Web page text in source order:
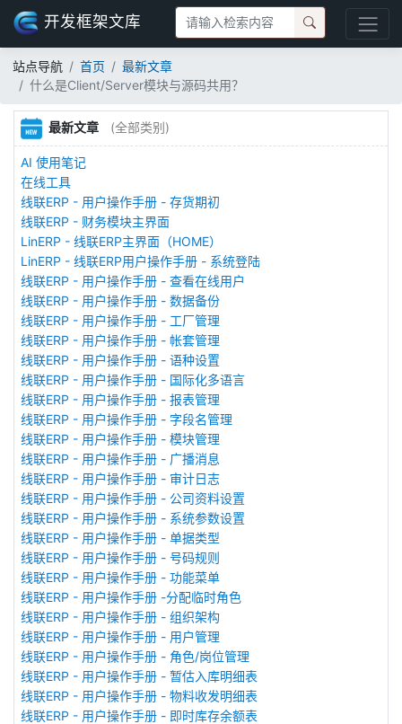
开发框架文库
站点导航 首页
最新文章
什么是Client/Server模块与源码共用？
最新文章 (全部类别)
AI 使用笔记
在线工具
线联ERP - 用户操作手册 - 存货期初
线联ERP - 财务模块主界面
LinERP - 线联ERP主界面（HOME）
LinERP - 线联ERP用户操作手册 - 系统登陆
线联ERP - 用户操作手册 - 查看在线用户
线联ERP - 用户操作手册 - 数据备份
线联ERP - 用户操作手册 - 工厂管理
线联ERP - 用户操作手册 - 帐套管理
线联ERP - 用户操作手册 - 语种设置
线联ERP - 用户操作手册 - 国际化多语言
线联ERP - 用户操作手册 - 报表管理
线联ERP - 用户操作手册 - 字段名管理
线联ERP - 用户操作手册 - 模块管理
线联ERP - 用户操作手册 - 广播消息
线联ERP - 用户操作手册 - 审计日志
线联ERP - 用户操作手册 - 公司资料设置
线联ERP - 用户操作手册 - 系统参数设置
线联ERP - 用户操作手册 - 单据类型
线联ERP - 用户操作手册 - 号码规则
线联ERP - 用户操作手册 - 功能菜单
线联ERP - 用户操作手册 -分配临时角色
线联ERP - 用户操作手册 - 组织架构
线联ERP - 用户操作手册 - 用户管理
线联ERP - 用户操作手册 - 角色/岗位管理
线联ERP - 用户操作手册 - 暂估入库明细表
线联ERP - 用户操作手册 - 物料收发明细表
线联ERP - 用户操作手册 - 即时库存余额表